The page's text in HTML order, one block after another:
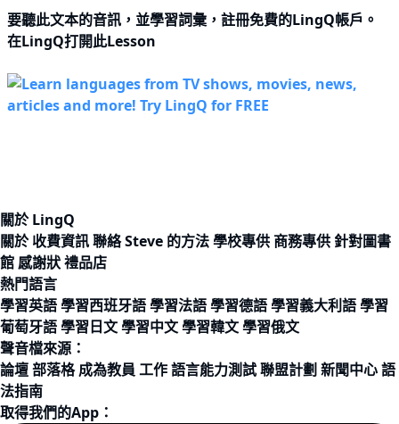
要聽此文本的音訊，並學習詞彙， 註冊免費的LingQ帳戶。
在LingQ打開此Lesson
關於 LingQ
關於收費資訊聯絡Steve 的方法學校專供 商務專供 針對圖書
館感謝狀禮品店
熱門語言
學習英語學習西班牙語學習法語學習德語學習義大利語學習
葡萄牙語學習日文學習中文學習韓文學習俄文
聲音檔來源：
論壇部落格成為教員 工作語言能力測試聯盟計劃 新聞中心語
法指南
取得我們的App：